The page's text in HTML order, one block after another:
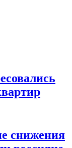
снижения